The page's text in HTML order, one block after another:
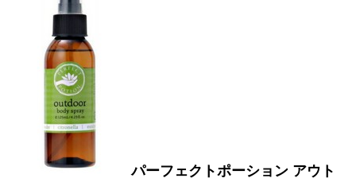
パーフェクトポーション アウト